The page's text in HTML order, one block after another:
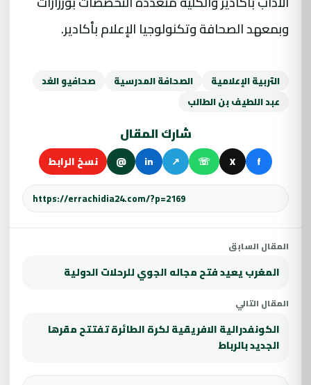
وبمعهد الصحافة وتكنولوجيا الإعلام بأكادير.
التربية الإعلامية الصحافة المدرسية
صحافيو الغد
عبد اللطيف بن الطالب
شارك المقال
f
X
☏
↗
in
@ نسخ الرابط
المقال السابق
المغرب يعيد فتح مجاله الجوي للرحلات الدولية
المقال التالي
الكونفدرالية الافريقية لكرة الطائرة تفتتح مقرها
الجديد بالرباط